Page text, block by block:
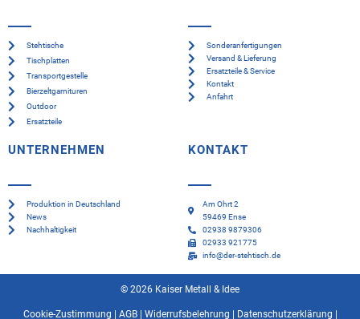
Stehtische
Tischplatten
Transportgestelle
Bierzeltgarnituren
Outdoor
Ersatzteile
Sonderanfertigungen
Versand & Lieferung
Ersatzteile & Service
Kontakt
Anfahrt
UNTERNEHMEN
Produktion in Deutschland
News
Nachhaltigkeit
KONTAKT
Am Ohrt 2
59469 Ense
02938 9879306
02933 921775
info@der-stehtisch.de
© 2026 Kaiser Metall & Idee
Cookie-Zustimmung AGB| Widerrufsbelehrung Datenschutzerklärung